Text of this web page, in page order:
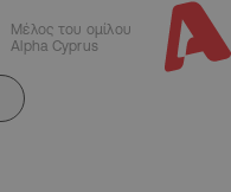
Μέλος του ομίλου
Alpha Cyprus